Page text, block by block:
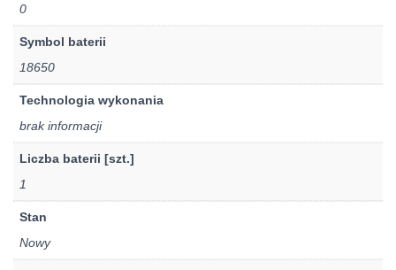
0
Symbol baterii
18650
Technologia wykonania
brak informacji
Liczba baterii [szt.]
1
Stan
Nowy